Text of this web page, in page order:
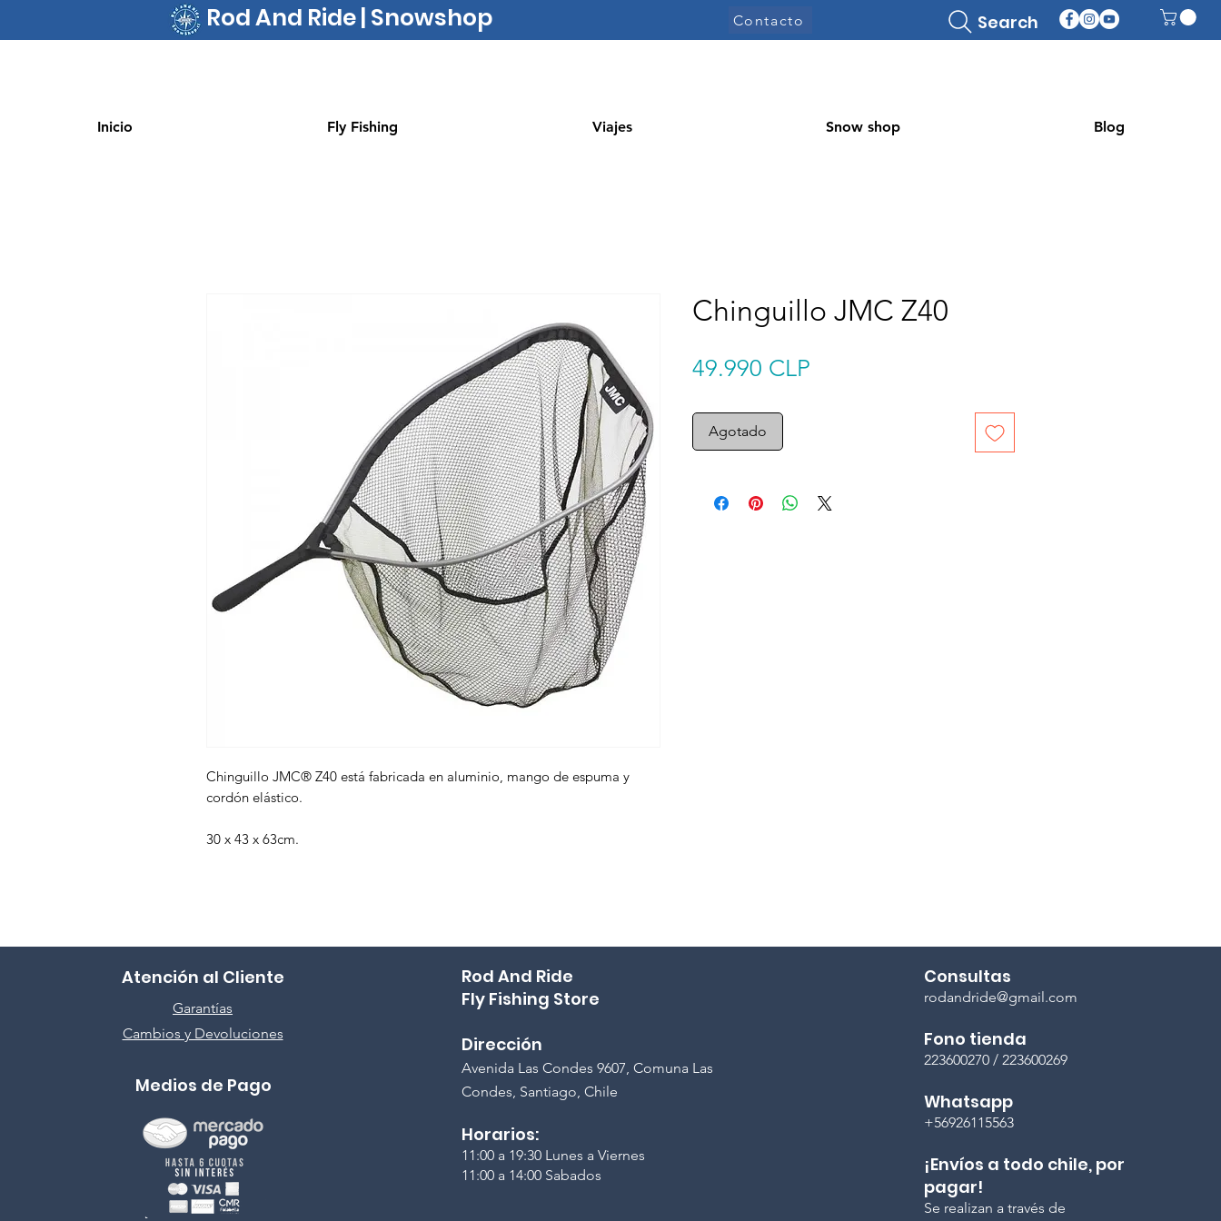
Search
Contacto
Rod And Ride | Snowshop
Inicio Fly Fishing Viajes Snow shop Blog
Chinguillo JMC® Z40 está fabricada en aluminio, mango de espuma y
cordón elástico.
30 x 43 x 63cm.
Chinguillo JMC Z40
49.990 CLP
Agotado
Atención al Cliente
Garantías
Cambios y Devoluciones
Medios de Pago
Rod And Ride
Fly Fishing Store
Dirección
Avenida Las Condes 9607, Comuna Las
Condes, Santiago, Chile
Horarios:
11:00 a 19:30 Lunes a Viernes
11:00 a 14:00 Sabados
Consultas
rodandride@gmail.com
Fono tienda
223600270 / 223600269
Whatsapp
+56926115563
¡Envíos a todo chile, por
pagar!
Se realizan a través de